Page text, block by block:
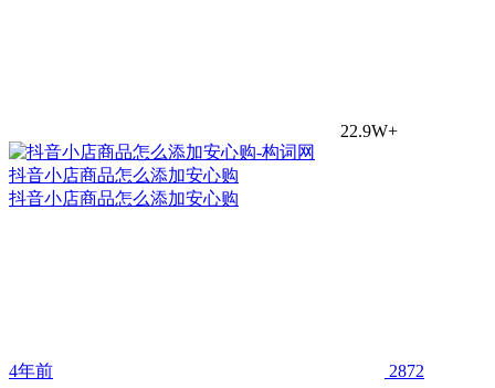
22.9W+
抖音小店商品怎么添加安心购
抖音小店商品怎么添加安心购
4年前 2872